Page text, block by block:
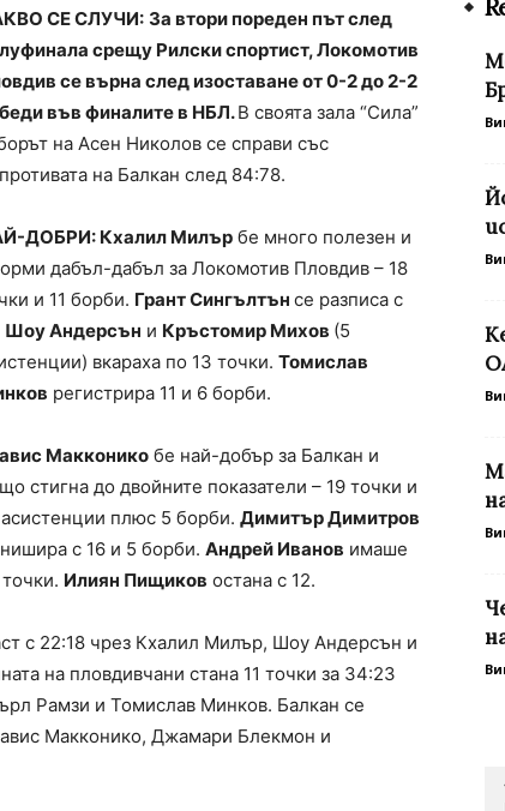
СЕ СЛУЧИ: За втори пореден път след
срещу Рилски спортист, Локомотив
се върна след изоставане от 0-2 до 2-2
във финалите в НБЛ.В своята зала “Сила”
на Асен Николов се справи със
на Балкан след 84:78.
ДОБРИ: Кхалил Милър бе много полезен и
дабъл-дабъл за Локомотив Пловдив – 18
и 11 борби. Грант Сингълтън се разписа с
Шоу Андерсън и Кръстомир Михов (5
вкараха по 13 точки. Томислав
регистрира 11 и 6 борби.
Макконико бе най-добър за Балкан и
стигна до двойните показатели – 19 точки и
асистенции плюс 5 борби. Димитър Димитров
с 16 и 5 борби. Андрей Иванов имаше
Илиян Пищиков остана с 12.
с 22:18 чрез Кхалил Милър, Шоу Андерсън и
на пловдивчани стана 11 точки за 34:23
Рамзи и Томислав Минков. Балкан се
Макконико, Джамари Блекмон и